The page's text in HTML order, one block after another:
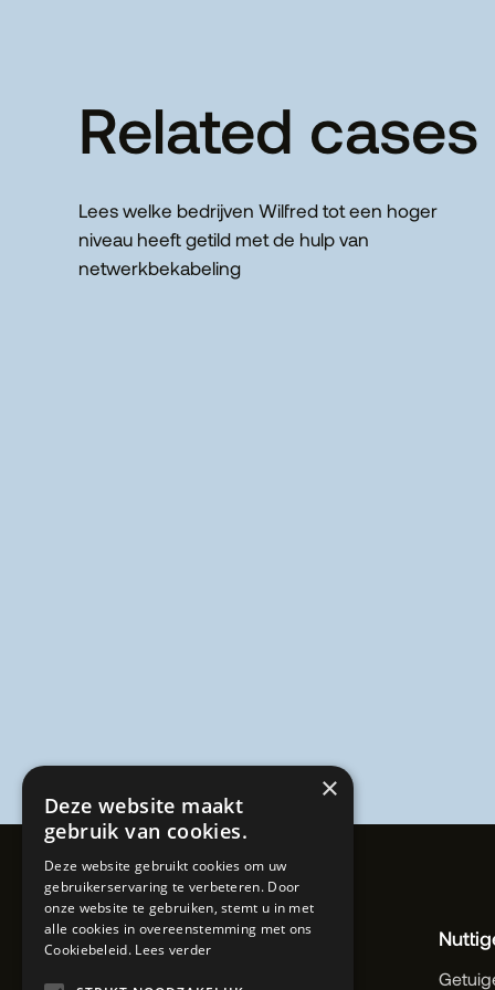
Related cases
Lees welke bedrijven Wilfred tot een hoger
niveau heeft getild met de hulp van
netwerkbekabeling
Sitemap
×
Deze website maakt
gebruik van cookies.
Deze website gebruikt cookies om uw
gebruikerservaring te verbeteren. Door
onze website te gebruiken, stemt u in met
alle cookies in overeenstemming met ons
Cookiebeleid. Lees verder